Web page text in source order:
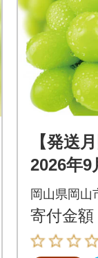
【発送
2026年
ャイン
王 1房
岡山県岡山
寄付金額